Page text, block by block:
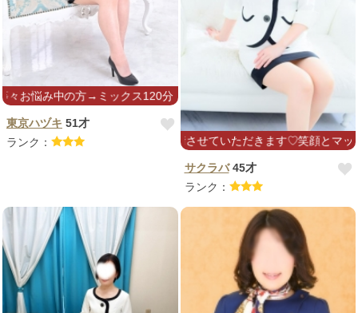
→ミックス120分～オススメです❣️
東京ハヅキ 51才
ランク：
意、心を込めて施術させていただきます♡笑顔とマッサージで心と
サクラバ45才
ランク：